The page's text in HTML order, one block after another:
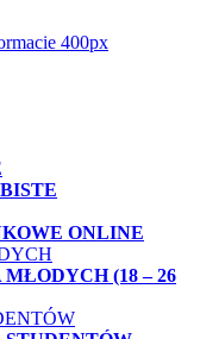
ONLINE
(18 – 26